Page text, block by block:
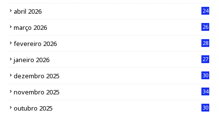
abril 2026 24
março 2026 26
fevereiro 2026 28
janeiro 2026 27
dezembro 2025 30
novembro 2025 34
outubro 2025 30